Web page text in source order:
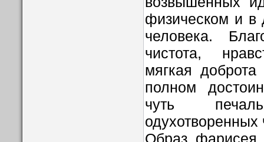
физическом и в
человека.
чистота,
мягкая
полном
чуть
одухотворенных
Образ фарисея